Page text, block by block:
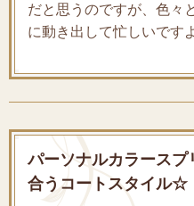
だと思うのですが、色々
に動き出して忙しいです
パーソナルカラース
合うコートスタイル☆